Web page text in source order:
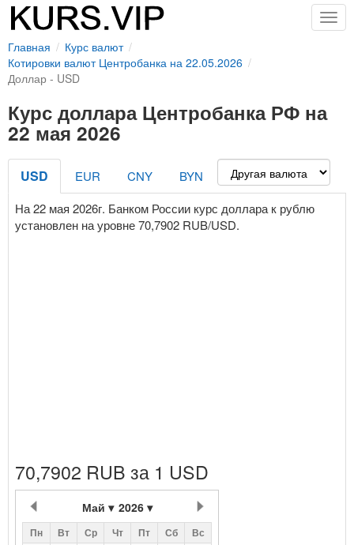
Главная
Курс валют
Котировки валют Центробанка на 22.05.2026
Доллар - USD
Курс доллара Центробанка РФ на
22 мая 2026
USD EUR CNY
BYN
На 22 мая 2026г. Банком России курс доллара к рублю
установлен на уровне 70,7902 RUB/USD.
70,7902 RUB за 1 USD
Май 2026
Пн Вт Ср Чт Пт Сб
Вс